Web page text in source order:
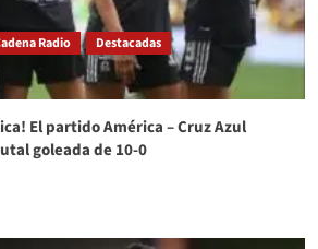
Radio
Destacadas
El partido América – Cruz Azul
goleada de 10-0